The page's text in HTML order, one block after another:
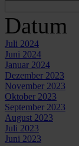
Datum
Juli 2024
Juni 2024
Januar 2024
Dezember 2023
November 2023
Oktober 2023
September 2023
August 2023
Juli 2023
Juni 2023